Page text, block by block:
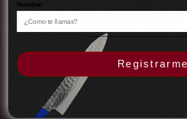
Regalos
Si el artículo fue marcado como
comprado y envíado directamente
crédito de regalos por el valor de la
que recibimos el artículo, un
enviado por correo postal.
Si el artículo no fue marcado como
comprado, o el regalo fue enviado
Azerbaijão (MXN $)
Bahamas (MXN $)
Bangladesh (MXN $)
Barbados (MXN $)
Barein (MXN $)
Nombre
Registrarme